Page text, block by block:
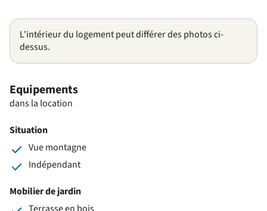
L'intérieur du logement peut différer des photos ci-
dessus.
Equipements
dans la location
Situation
Vue montagne
Indépendant
Mobilier de jardin